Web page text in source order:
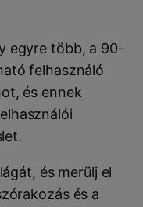
egyre több, a 90-
felhasználó
és ennek
és merülj el
és a